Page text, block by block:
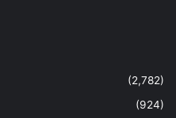
(2,782)
(924)